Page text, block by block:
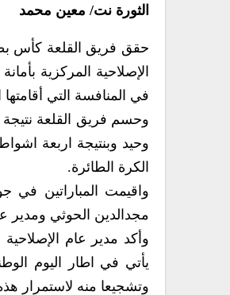
الثورة نت/ معين محمد
حقق فريق القلعة كأس
الإصلاحية المركزية
في المنافسة التي
وحسم فريق القلعة نتيجة
وحيد وبنتيجة اربعة
الكرة الطائرة.
واقيمت المباراتين في
مجدالدين الحوثي ومدير
وأكد مدير عام الإصلاحية
يأتي في اطار اليوم
وتشجيعا منه لاستمرار